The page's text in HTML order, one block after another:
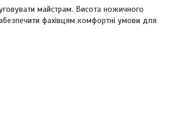
майстрам. Висота ножичного
фахівцям комфортні умови для